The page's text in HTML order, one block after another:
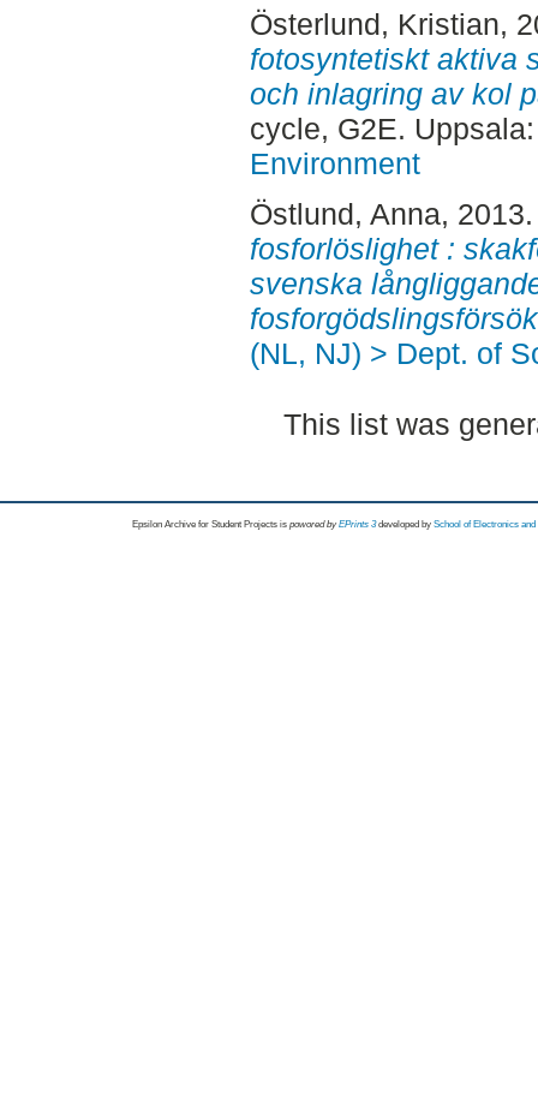
Österlund, Kristian,
fotosyntetiskt aktiva
och inlagring av kol
cycle, G2E.
Environment
Östlund, Anna,
fosforlöslighet :
svenska
(NL, NJ) > Dept. of
This list was
Epsilon Archive for Student Projects is powored byEPrints 3 developed by School of Electronics